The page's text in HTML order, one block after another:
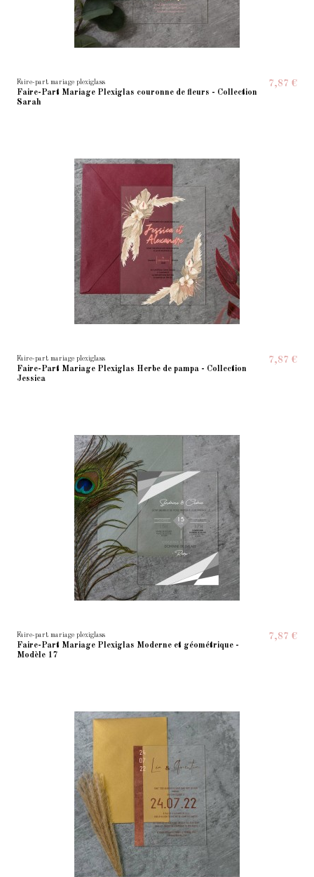
Faire-part mariage plexiglass
Faire-Part Mariage Plexiglas couronne de fleurs - Collection
Sarah
7,87 €
Faire-part mariage plexiglass
Faire-Part Mariage Plexiglas Herbe de pampa - Collection
Jessica
7,87 €
Faire-part mariage plexiglass
Faire-Part Mariage Plexiglas Moderne et géométrique -
Modèle 17
7,87 €